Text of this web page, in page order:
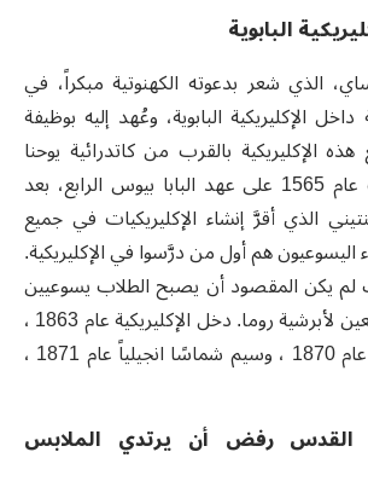
البابوية
الذي شعر بدعوته الكهنوتية مبكراً، في
الإكليريكية البابوية، وعُهد إليه بوظيفة
الإكليريكية بالقرب من كاتدرائية يوحنا
اللاتراني، وتأسست عام 1565 على عهد البابا بيوس الرابع، بعد
الذي أقرَّ إنشاء الإكليريكيات في جميع
اليسوعيون هم أول من درَّسوا في الإكليريكية.
يكن المقصود أن يصبح الطلاب يسوعيين
بل كهنة أبرشيين تابعين لأبرشية روما. دخل الإكليريكية عام 1863 ،
نال الرتب الصغرى عام 1870 ، وسيم شماسًا انجيلياً عام 1871 ،
القدس رفض أن يرتدي الملابس